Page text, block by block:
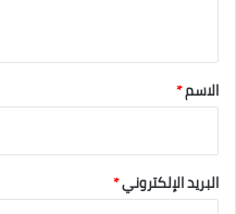
*
الاسم*
البريد الإلكتروني*